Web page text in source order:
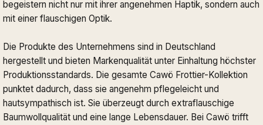
begeistern nicht nur mit ihrer angenehmen Haptik, sondern auch
mit einer flauschigen Optik.
Die Produkte des Unternehmens sind in Deutschland
hergestellt und bieten Markenqualität unter Einhaltung höchster
Produktionsstandards. Die gesamte Cawö Frottier-Kollektion
punktet dadurch, dass sie angenehm pflegeleicht und
hautsympathisch ist. Sie überzeugt durch extraflauschige
Baumwollqualität und eine lange Lebensdauer. Bei Cawö trifft